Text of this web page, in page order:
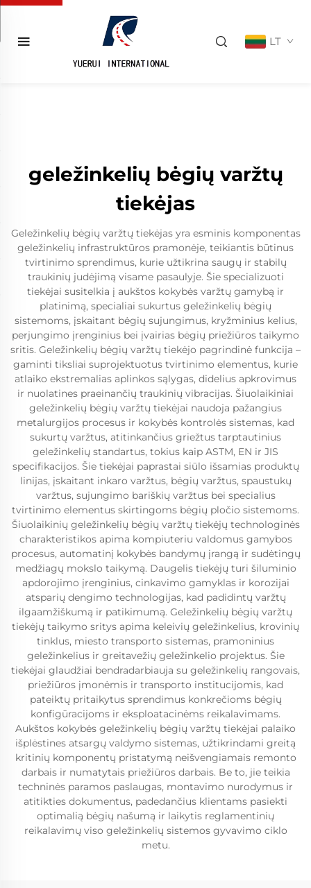
LT
geležinkelių bėgių varžtų
tiekėjas
Geležinkelių bėgių varžtų tiekėjas yra esminis komponentas
geležinkelių infrastruktūros pramonėje, teikiantis būtinus
tvirtinimo sprendimus, kurie užtikrina saugų ir stabilų
traukinių judėjimą visame pasaulyje. Šie specializuoti
tiekėjai susitelkia į aukštos kokybės varžtų gamybą ir
platinimą, specialiai sukurtus geležinkelių bėgių
sistemoms, įskaitant bėgių sujungimus, kryžminius kelius,
perjungimo įrenginius bei įvairias bėgių priežiūros taikymo
sritis. Geležinkelių bėgių varžtų tiekėjo pagrindinė funkcija –
gaminti tiksliai suprojektuotus tvirtinimo elementus, kurie
atlaiko ekstremalias aplinkos sąlygas, didelius apkrovimus
ir nuolatines praeinančių traukinių vibracijas. Šiuolaikiniai
geležinkelių bėgių varžtų tiekėjai naudoja pažangius
metalurgijos procesus ir kokybės kontrolės sistemas, kad
sukurtų varžtus, atitinkančius griežtus tarptautinius
geležinkelių standartus, tokius kaip ASTM, EN ir JIS
specifikacijos. Šie tiekėjai paprastai siūlo išsamias produktų
linijas, įskaitant inkaro varžtus, bėgių varžtus, spaustukų
varžtus, sujungimo bariškių varžtus bei specialius
tvirtinimo elementus skirtingoms bėgių pločio sistemoms.
Šiuolaikinių geležinkelių bėgių varžtų tiekėjų technologinės
charakteristikos apima kompiuteriu valdomus gamybos
procesus, automatinį kokybės bandymų įrangą ir sudėtingų
medžiagų mokslo taikymą. Daugelis tiekėjų turi šiluminio
apdorojimo įrenginius, cinkavimo gamyklas ir korozijai
atsparių dengimo technologijas, kad padidintų varžtų
ilgaamžiškumą ir patikimumą. Geležinkelių bėgių varžtų
tiekėjų taikymo sritys apima keleivių geležinkelius, krovinių
tinklus, miesto transporto sistemas, pramoninius
geležinkelius ir greitavežių geležinkelio projektus. Šie
tiekėjai glaudžiai bendradarbiauja su geležinkelių rangovais,
priežiūros įmonėmis ir transporto institucijomis, kad
pateiktų pritaikytus sprendimus konkrečioms bėgių
konfigūracijoms ir eksploatacinėms reikalavimams.
Aukštos kokybės geležinkelių bėgių varžtų tiekėjai palaiko
išplėstines atsargų valdymo sistemas, užtikrindami greitą
kritinių komponentų pristatymą neišvengiamais remonto
darbais ir numatytais priežiūros darbais. Be to, jie teikia
techninės paramos paslaugas, montavimo nurodymus ir
atitikties dokumentus, padedančius klientams pasiekti
optimalią bėgių našumą ir laikytis reglamentinių
reikalavimų viso geležinkelių sistemos gyvavimo ciklo
metu.